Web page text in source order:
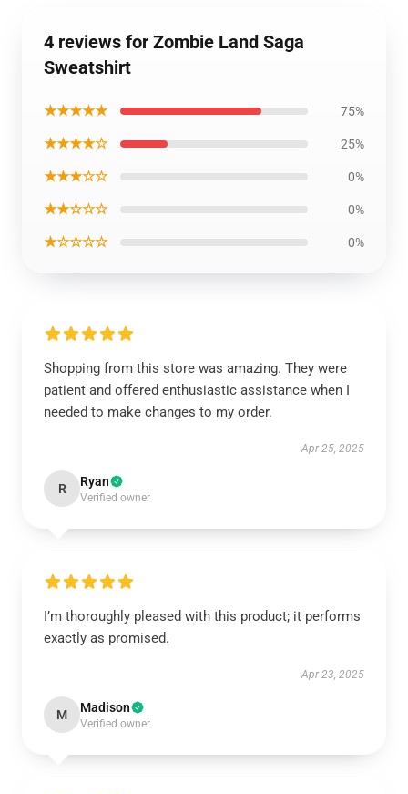
4 reviews for Zombie Land Saga
Sweatshirt
★★★★★ 75%
★★★★☆ 25%
★★★☆☆ 0%
★★☆☆☆ 0%
★☆☆☆☆ 0%
Shopping from this store was amazing. They were
patient and offered enthusiastic assistance when I
needed to make changes to my order.
Apr 25, 2025
R Ryan
Verified owner
I’m thoroughly pleased with this product; it performs
exactly as promised.
Apr 23, 2025
M Madison
Verified owner